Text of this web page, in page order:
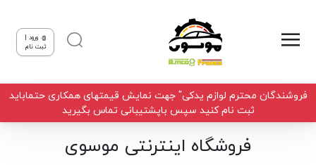
ورود |
ثبت نام
فروشندگان محترم لوازم یدکی" جهت نمایش قیمتهای همکاری حتماباید
ثبت نام کنید سپس باپشتیبانی تماس بگیرید
فروشگاه اینترنتی موسوی